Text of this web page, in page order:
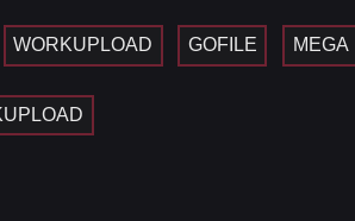
WORKUPLOAD GOFILE MEGA